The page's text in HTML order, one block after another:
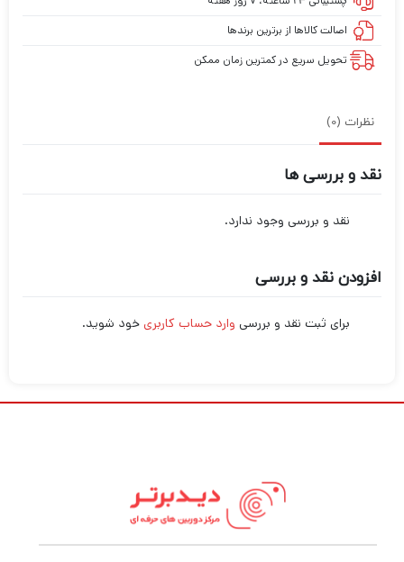
اصالت کالاها از برترین برندها
تحویل سریع در کمترین زمان ممکن
نظرات (0)
نقد و بررسی ها
نقد و بررسی وجود ندارد.
افزودن نقد و بررسی
برای ثبت نقد و بررسی وارد حساب کاربری خود شوید.